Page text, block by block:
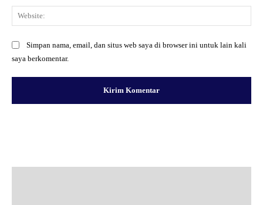
Simpan nama, email, dan situs web saya di browser ini untuk lain kali
saya berkomentar.